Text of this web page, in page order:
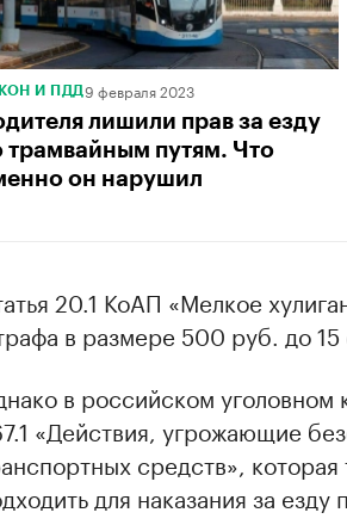
И ПДД 9 февраля 2023
лишили прав за езду
трамвайным путям. Что
он нарушил
20.1 КоАП «Мелкое
в размере 500 руб. до 15
в российском уголовном
«Действия, угрожающие
средств»,
для наказания за